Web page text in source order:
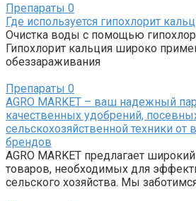
Препараты 0
Где используется гипохлорит
Очистка воды с помощью
Гипохлорит кальция широко
обеззараживания
Препараты 0
AGRO MARKET – ваш надежный
качественных удобрений,
сельскохозяйственной техники
брендов
AGRO MARKET предлагает
товаров, необходимых для
сельского хозяйства. Мы